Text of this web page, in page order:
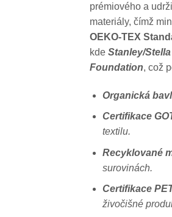
prémiového a
materiály, čímž
OEKO-TEX
kde Stanley/Stella
Foundation, což
Organická
Certifikace
textilu.
Recyklované
surovinách.
Certifikace
živočišné